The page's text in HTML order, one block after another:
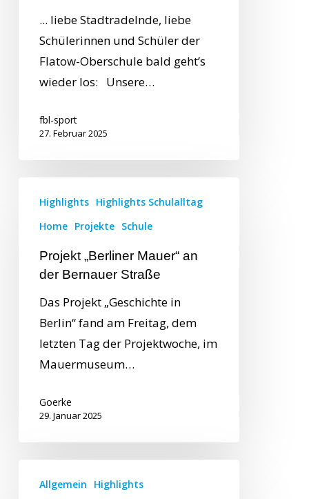
... liebe Stadtradelnde, liebe
Schülerinnen und Schüler der
Flatow-Oberschule bald geht’s
wieder los: Unsere…
fbl-sport
27. Februar 2025
Highlights Highlights Schulalltag
Home Projekte Schule
Projekt „Berliner Mauer“ an
der Bernauer Straße
Das Projekt „Geschichte in
Berlin“ fand am Freitag, dem
letzten Tag der Projektwoche, im
Mauermuseum…
Goerke
29. Januar 2025
Allgemein
Highlights